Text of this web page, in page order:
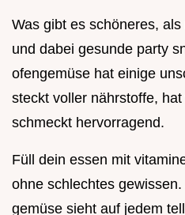
Was gibt es schöneres,
und dabei gesunde party
ofengemüse hat einige
steckt voller nährstoffe,
schmeckt hervorragend.
Füll dein essen mit
ohne schlechtes
gemüse sieht auf jedem